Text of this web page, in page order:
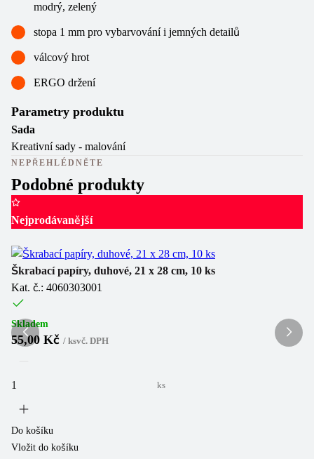
modrý, zelený
stopa 1 mm pro vybarvování i jemných detailů
válcový hrot
ERGO držení
Parametry produktu
Sada
Kreativní sady - malování
NEPŘEHLÉDNĚTE
Podobné produkty
Nejprodávanější
Škrabací papíry, duhové, 21 x 28 cm, 10 ks
Kat. č.: 4060303001
Skladem
55,00 Kč / ksvč. DPH
ks
Do košíku
Vložit do košíku